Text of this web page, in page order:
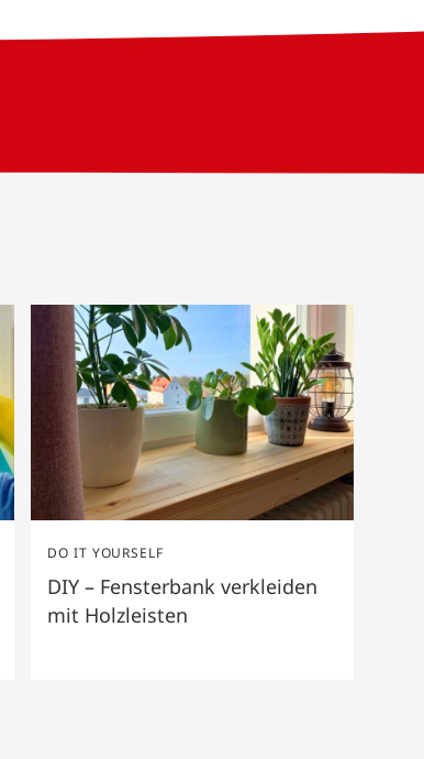
DIY – Fensterbank verkleiden
mit Holzleisten
DO IT YOURSELF